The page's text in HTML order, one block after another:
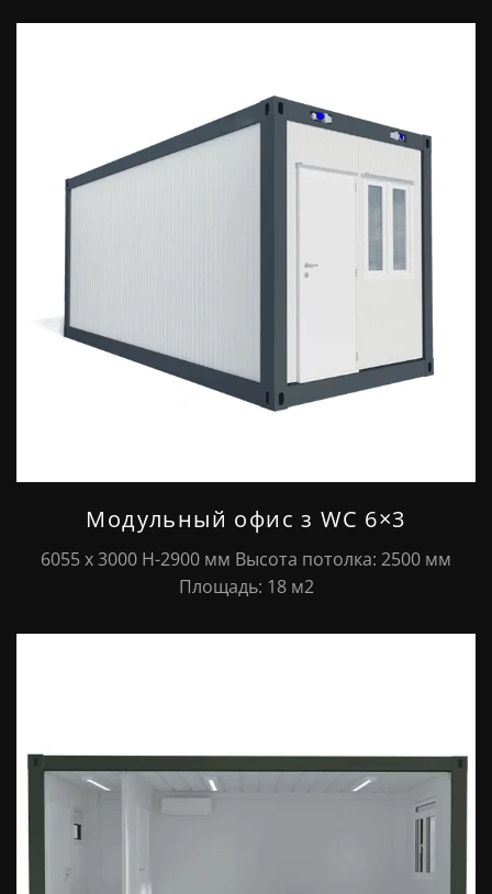
Модульный офис з WC 6×3
6055 х 3000 Н-2900 мм Высота потолка: 2500 мм
Площадь: 18 м2